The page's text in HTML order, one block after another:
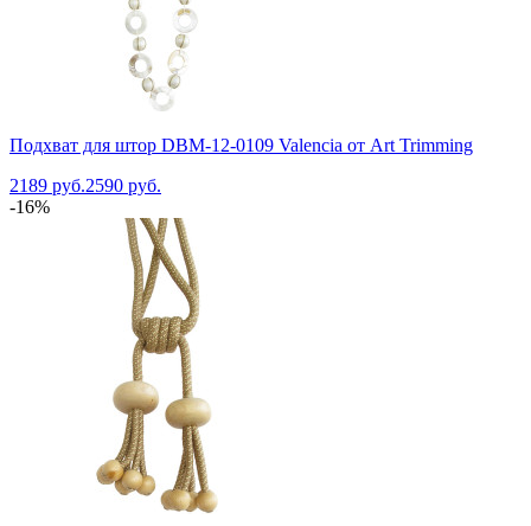
Подхват для штор DBM-12-0109 Valencia от Art Trimming
2189 руб.2590 руб.
-16%